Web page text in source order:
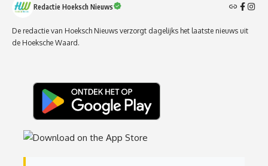
Redactie Hoeksch Nieuws
De redactie van Hoeksch Nieuws verzorgt dagelijks het laatste nieuws uit
de Hoeksche Waard.